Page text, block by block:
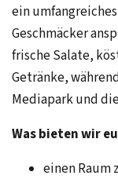
ein
Geschmäcker
frische Salate,
Getränke,
Mediapark und
Was bieten wir
einen Raum